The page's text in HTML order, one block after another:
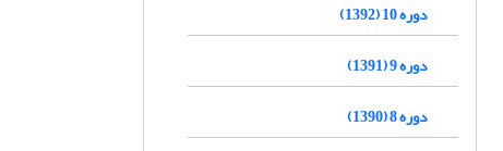
دوره 10 (1392)
دوره 9 (1391)
دوره 8 (1390)